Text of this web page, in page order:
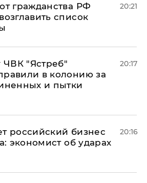
гражданства РФ
список
20:21
ЧВК "Ястреб"
в колонию за
и пытки
20:17
российский бизнес
экономист об ударах
20:16